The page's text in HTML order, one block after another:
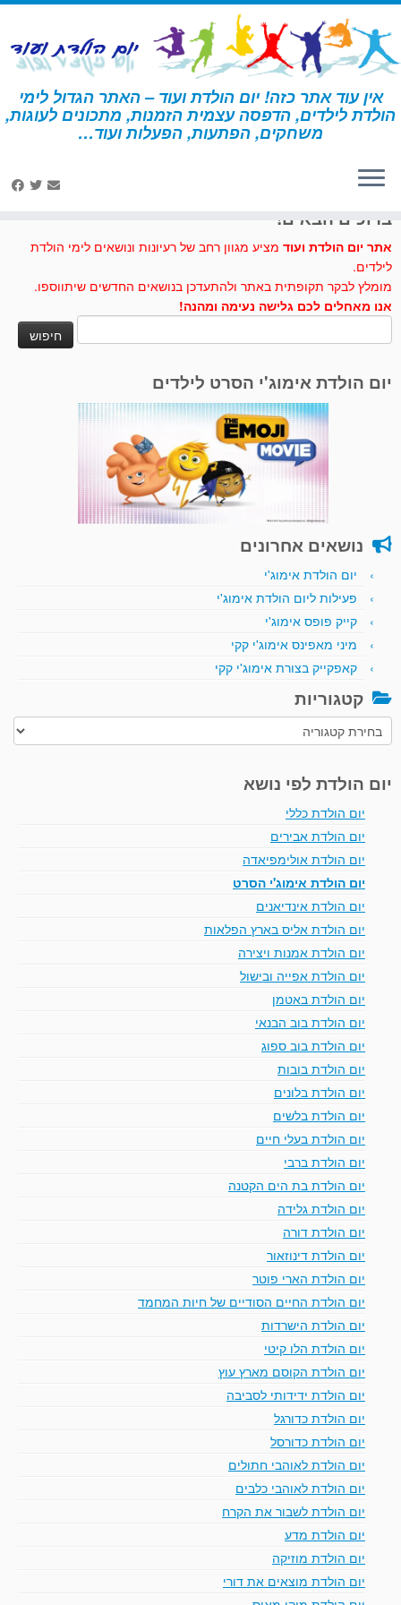
דלג
לתוכן
אין עוד אתר כזה! יום הולדת ועוד – האתר הגדול לימי
הולדת לילדים, הדפסה עצמית הזמנות, מתכונים לעוגות,
משחקים, הפתעות, הפעלות ועוד… דף הבית » צלחת מעופפת
ברוכים הבאים!
אתר יום הולדת ועוד מציע מגוון רחב של רעיונות ונושאים לימי הולדת
לילדים.
מומלץ לבקר תקופתית באתר ולהתעדכן בנושאים החדשים שיתווספו.
אנו מאחלים לכם גלישה נעימה ומהנה!
יום הולדת אימוג'י הסרט לילדים
נושאים אחרונים
יום הולדת אימוג'י
פעילות ליום הולדת אימוג'י
קייק פופס אימוג'י
מיני מאפינס אימוג'י קקי
קאפקייק בצורת אימוג'י קקי
קטגוריות
קטגוריות
יום הולדת לפי נושא
יום הולדת כללי
יום הולדת אבירים
יום הולדת אולימפיאדה
יום הולדת אימוג'י הסרט
יום הולדת אינדיאנים
יום הולדת אליס בארץ הפלאות
יום הולדת אמנות ויצירה
יום הולדת אפייה ובישול
יום הולדת באטמן
יום הולדת בוב הבנאי
יום הולדת בוב ספוג
יום הולדת בובות
יום הולדת בלונים
יום הולדת בלשים
יום הולדת בעלי חיים
יום הולדת ברבי
יום הולדת בת הים הקטנה
יום הולדת גלידה
יום הולדת דורה
יום הולדת דינוזאור
יום הולדת הארי פוטר
יום הולדת החיים הסודיים של חיות המחמד
יום הולדת הישרדות
יום הולדת הלו קיטי
יום הולדת הקוסם מארץ עוץ
יום הולדת ידידותי לסביבה
יום הולדת כדורגל
יום הולדת כדורסל
יום הולדת לאוהבי חתולים
יום הולדת לאוהבי כלבים
יום הולדת לשבור את הקרח
יום הולדת מדע
יום הולדת מוזיקה
יום הולדת מוצאים את דורי